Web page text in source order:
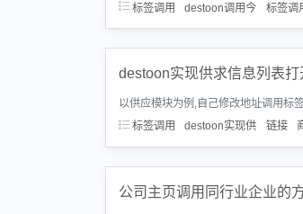
标签调用
destoon调用今 标签调
destoon实现供求信息列表
以供应模块为例,自己修改地址调用标
标签调用
destoon实现供 链接
公司主页调用同行业企业的